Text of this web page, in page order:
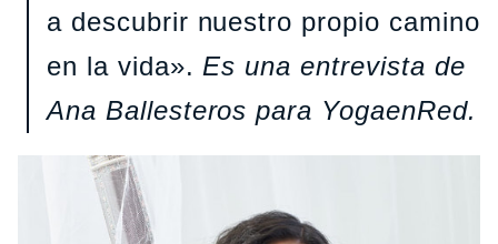
a descubrir nuestro propio camino
en la vida». Es una entrevista de
Ana Ballesteros para YogaenRed.